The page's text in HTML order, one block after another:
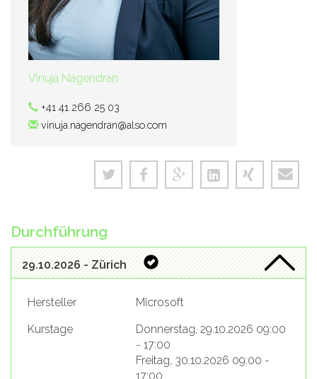
Vinuja Nagendran
+41 41 266 25 03
vinuja.nagendran@also.com
Durchführung
29.10.2026 - Zürich
Hersteller
Microsoft
Kurstage
Donnerstag, 29.10.2026 09:00
- 17:00
Freitag, 30.10.2026 09:00 -
17:00